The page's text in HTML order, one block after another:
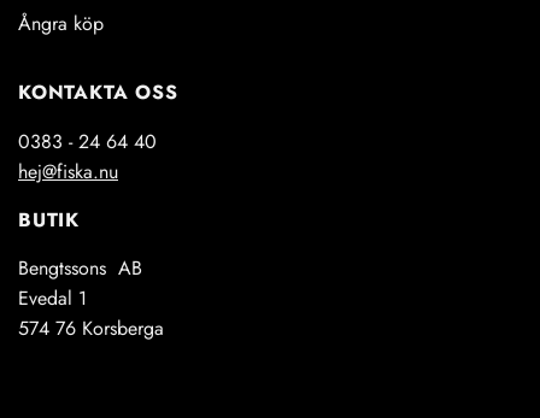
Ångra köp
KONTAKTA OSS
0383 - 24 64 40
hej@fiska.nu
BUTIK
Bengtssons AB
Evedal 1
574 76 Korsberga